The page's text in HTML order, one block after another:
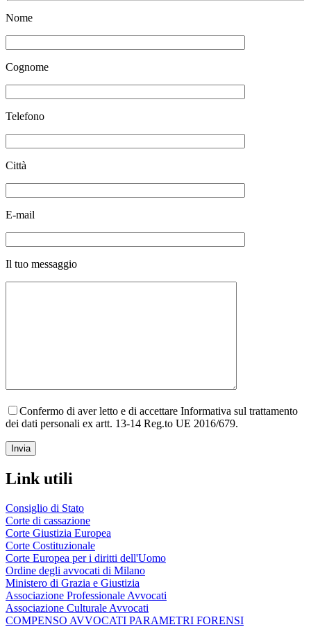
Nome
Cognome
Telefono
Città
E-mail
Il tuo messaggio
Confermo di aver letto e di accettare Informativa sul trattamento
dei dati personali ex artt. 13-14 Reg.to UE 2016/679.
Link utili
Consiglio di Stato
Corte di cassazione
Corte Giustizia Europea
Corte Costituzionale
Corte Europea per i diritti dell'Uomo
Ordine degli avvocati di Milano
Ministero di Grazia e Giustizia
Associazione Professionale Avvocati
Associazione Culturale Avvocati
COMPENSO AVVOCATI PARAMETRI FORENSI